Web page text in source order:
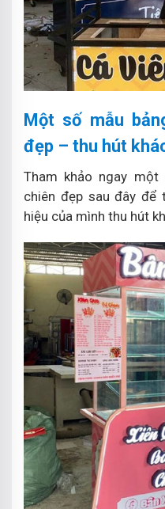
Một số mẫu
đẹp – thu hút
Tham khảo ngay
chiên đẹp sau đây để
hiệu của mình thu hút